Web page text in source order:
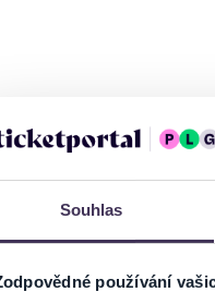
Souhlas
používání